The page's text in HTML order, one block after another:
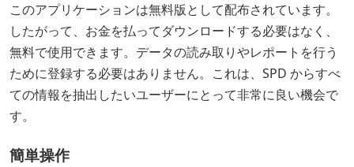
このアプリケーションは無料版として配布されています。
したがって、お金を払ってダウンロードする必要はなく、
無料で使用できます。データの読み取りやレポートを行う
ために登録する必要はありません。これは、SPD からすべ
ての情報を抽出したいユーザーにとって非常に良い機会で
す。
簡単操作